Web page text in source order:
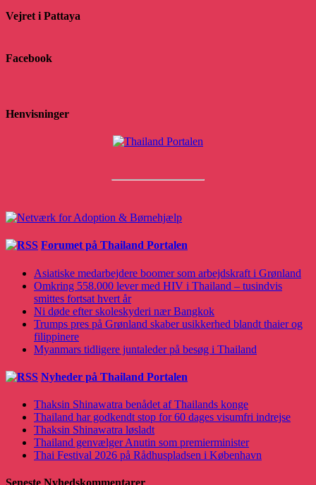
Vejret i Pattaya
Facebook
Henvisninger
Forumet på Thailand Portalen
Asiatiske medarbejdere boomer som arbejdskraft i Grønland
Omkring 558.000 lever med HIV i Thailand – tusindvis
smittes fortsat hvert år
Ni døde efter skoleskyderi nær Bangkok
Trumps pres på Grønland skaber usikkerhed blandt thaier og
filippinere
Myanmars tidligere juntaleder på besøg i Thailand
Nyheder på Thailand Portalen
Thaksin Shinawatra benådet af Thailands konge
Thailand har godkendt stop for 60 dages visumfri indrejse
Thaksin Shinawatra løsladt
Thailand genvælger Anutin som premierminister
Thai Festival 2026 på Rådhuspladsen i København‍​‌‌​‌‌‌​‌​‌‌‌​​‌‌​​‌‌‌‌‌‌​​‌​​‌‌‌​‌​​​​‌‌​​‌​​​‌‌​‌‌‌‌​‌‌‌‌‌​‌​‌‍